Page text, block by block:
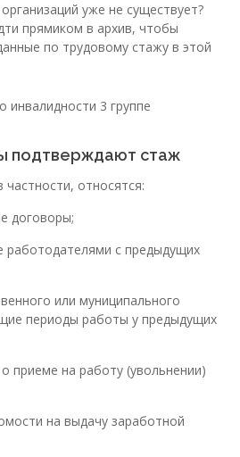
уже не существует?
прямиком в архив, чтобы
по трудовому стажу в этой
инвалидности 3 группе
подтверждают стаж
относятся:
договоры;
работодателями с предыдущих
или муниципального
периоды работы у предыдущих
приеме на работу (увольнении)
на выдачу заработной